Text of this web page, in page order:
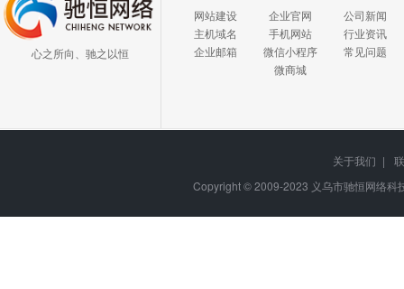
心之所向、驰之以恒
网站建设
主机域名
企业邮箱
企业官网
手机网站
微信小程序
微商城
公司新闻
行业资讯
常见问题
关于我们 |
Copyright © 2009-2023 义乌市驰恒网络科